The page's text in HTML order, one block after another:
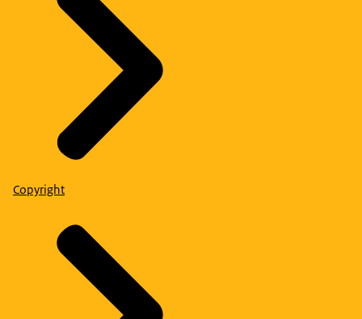
Copyright